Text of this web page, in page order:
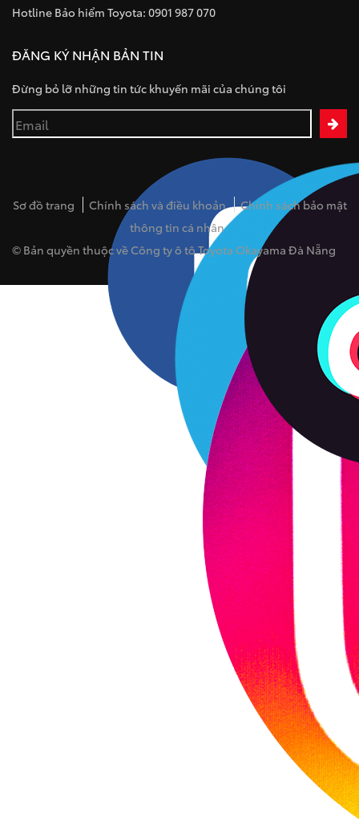
Hotline Bảo hiểm Toyota: 0901 987 070
ĐĂNG KÝ NHẬN BẢN TIN
Đừng bỏ lỡ những tin tức khuyến mãi của chúng tôi
Sơ đồ trang Chính sách và điều khoản
Chính sách bảo mật
thông tin cá nhân
© Bản quyền thuộc về Công ty ô tô Toyota Okayama Đà Nẵng